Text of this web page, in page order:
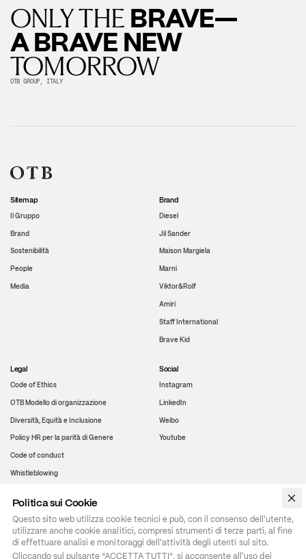
ONLY THE BRAVE—
A BRAVE NEW
TOMORROW
OTB GROUP, ITALY
Sitemap
Il Gruppo
Brand
Sostenibilità
People
Media
Brand
Diesel
Jil Sander
Maison Margiela
Marni
Viktor&Rolf
Amiri
Staff International
Brave Kid
Legal
Code of Ethics
OTB Modello di organizzazione
Diversità, Equità e Inclusione
Policy HR per la parità di Genere
Code of conduct
Whistleblowing
Social
Instagram
LinkedIn
Weibo
Youtube
WeChat
Politica sui Cookie
Questo sito web utilizza cookie tecnici e può, con il consenso dell'utente,
utilizzare anche cookie analitici, compresi strumenti di terze parti, al fine
di effettuare analisi e monitoraggi dell'attività degli utenti sul sito.
Cliccando sul pulsante “ACCETTA TUTTI”, si acconsente all'uso dei